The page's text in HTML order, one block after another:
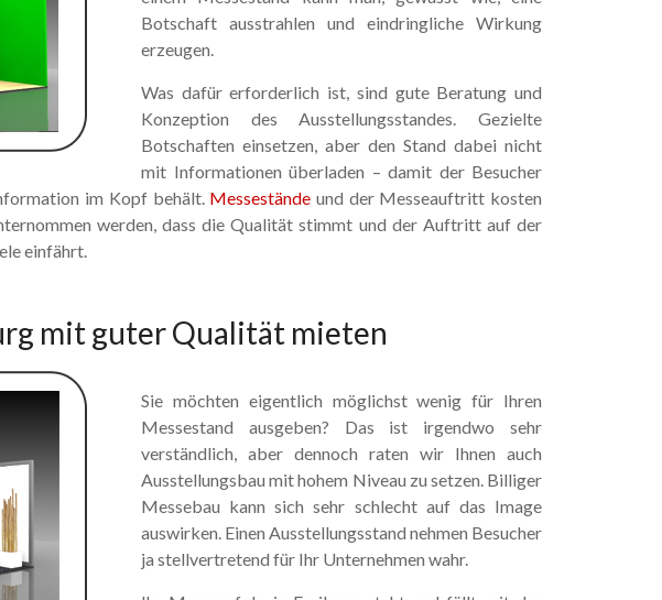
Botschaft ausstrahlen und eindringliche Wirkung
erzeugen.
Was dafür erforderlich ist, sind gute Beratung und
Konzeption des Ausstellungsstandes. Gezielte
Botschaften einsetzen, aber den Stand dabei nicht
mit Informationen überladen – damit der Besucher
im Kopf behält. Messestände und der Messeauftritt kosten
werden, dass die Qualität stimmt und der Auftritt auf der
einfährt.
mit guter Qualität mieten
Sie möchten eigentlich möglichst wenig für Ihren
Messestand ausgeben? Das ist irgendwo sehr
verständlich, aber dennoch raten wir Ihnen auch
Ausstellungsbau mit hohem Niveau zu setzen. Billiger
Messebau kann sich sehr schlecht auf das Image
auswirken. Einen Ausstellungsstand nehmen Besucher
ja stellvertretend für Ihr Unternehmen wahr.